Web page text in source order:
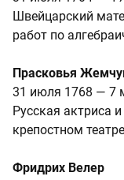
Швейцарский
работ по
Прасковья
31 июля 1768 — 7
Русская актриса
крепостном
Фридрих Велер